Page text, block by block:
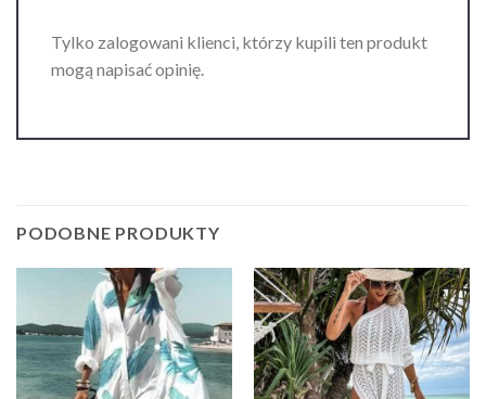
Tylko zalogowani klienci, którzy kupili ten produkt
mogą napisać opinię.
PODOBNE PRODUKTY